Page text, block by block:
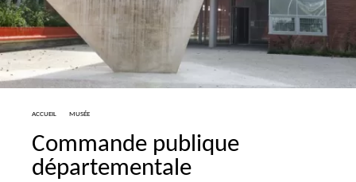
ACCUEIL MUSÉE
Commande publique
départementale